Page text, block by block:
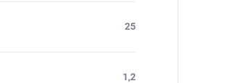
25
1,2